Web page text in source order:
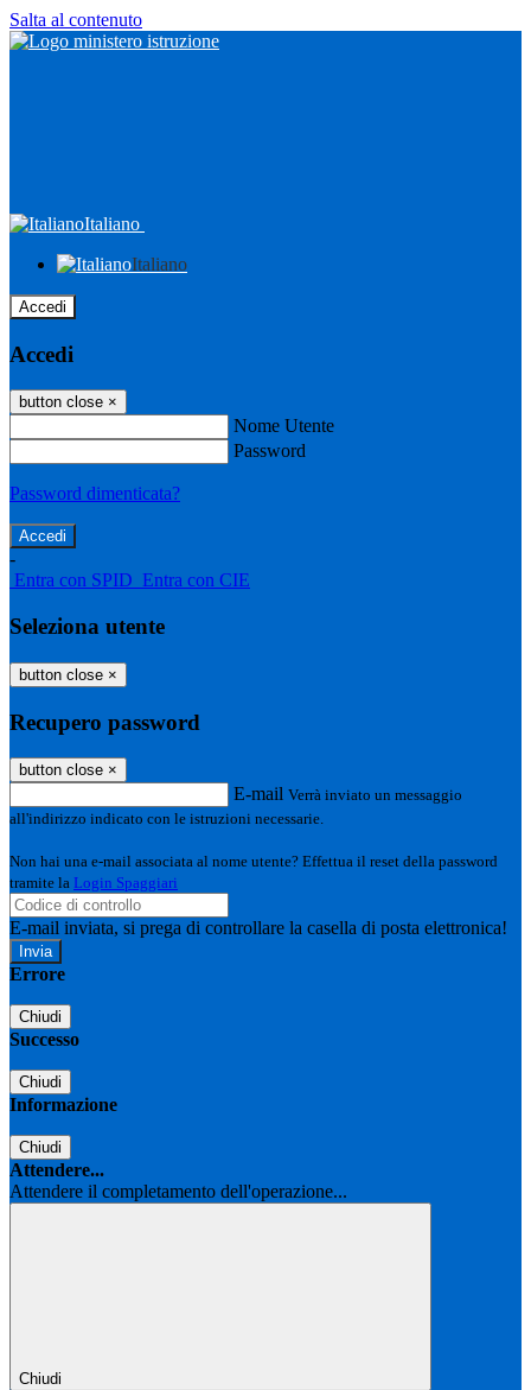
Salta al contenuto
Italiano
Italiano
Accedi
Accedi
button close ×
Nome Utente
Password
Password dimenticata?
-
Entra con SPID Entra con CIE
Seleziona utente
button close ×
Recupero password
button close ×
E-mail Verrà inviato un messaggio
all'indirizzo indicato con le istruzioni necessarie.
Non hai una e-mail associata al nome utente? Effettua il reset della password
tramite la Login Spaggiari
E-mail inviata, si prega di controllare la casella di posta elettronica!
Errore
Chiudi
Successo
Chiudi
Informazione
Chiudi
Attendere...
Attendere il completamento dell'operazione...
Chiudi